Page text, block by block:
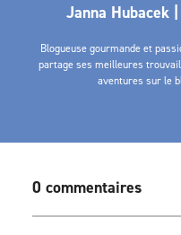
Janna Hubacek
Blogueuse gourmande et
partage ses meilleures
aventures sur le
0 commentaires